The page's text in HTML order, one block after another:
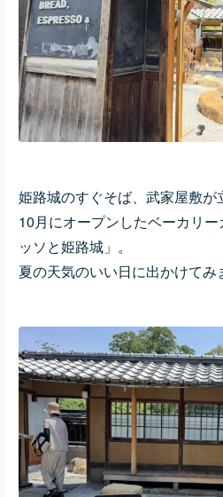
姫路城のすぐそば、武家屋敷
10月にオープンしたベーカリ
ッソと姫路城」。
夏の天気のいい日に出かけてみ